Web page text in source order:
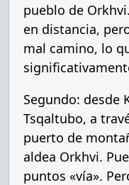
pueblo de
en distancia,
mal camino, lo
Segundo: desde
Tsqaltubo, a
puerto de
aldea Orkhvi.
puntos «vía».